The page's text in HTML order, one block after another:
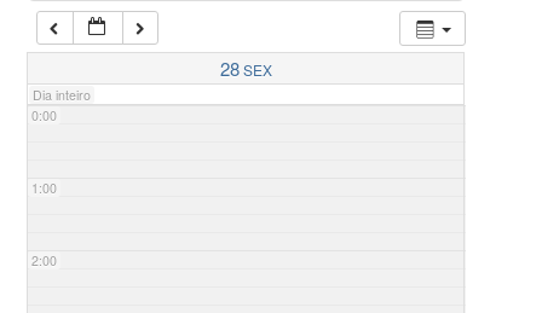
28SEX
Dia inteiro
0:00
1:00
2:00